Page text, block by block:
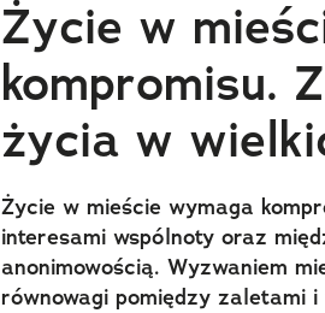
Życie w
kompromisu.
życia w
Życie w mieście wymaga
interesami wspólnoty oraz
anonimowością. Wyzwaniem
równowagi pomiędzy zaletami